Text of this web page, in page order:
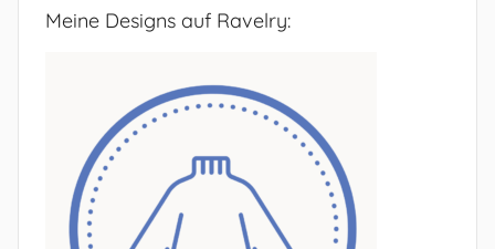
Meine Designs auf Ravelry: